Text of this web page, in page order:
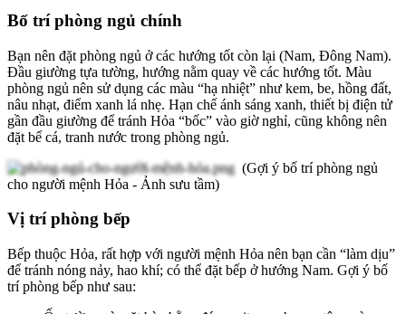
Bố trí phòng ngủ chính
Bạn nên đặt phòng ngủ ở các hướng tốt còn lại (Nam, Đông Nam).
Đầu giường tựa tường, hướng nằm quay về các hướng tốt. Màu
phòng ngủ nên sử dụng các màu “hạ nhiệt” như kem, be, hồng đất,
nâu nhạt, điểm xanh lá nhẹ. Hạn chế ánh sáng xanh, thiết bị điện tử
gần đầu giường để tránh Hỏa “bốc” vào giờ nghỉ, cũng không nên
đặt bể cá, tranh nước trong phòng ngủ.
(Gợi ý bố trí phòng ngủ
cho người mệnh Hỏa - Ảnh sưu tầm)
Vị trí phòng bếp
Bếp thuộc Hỏa, rất hợp với người mệnh Hỏa nên bạn cần “làm dịu”
để tránh nóng nảy, hao khí; có thể đặt bếp ở hướng Nam. Gợi ý bố
trí phòng bếp như sau: